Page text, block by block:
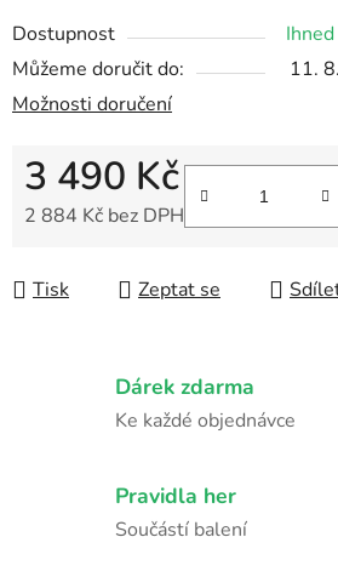
Dostupnost
Můžeme doručit do:
11.
Možnosti doručení
3 490 Kč
2 884 Kč bez DPH
Tisk Zeptat se
Dárek zdarma
Ke každé objednávce
Pravidla her
Součástí balení